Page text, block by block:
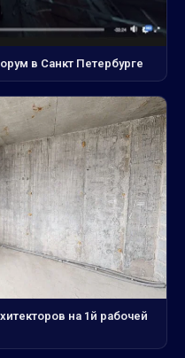
в Санкт Петербурге
на 1й рабочей